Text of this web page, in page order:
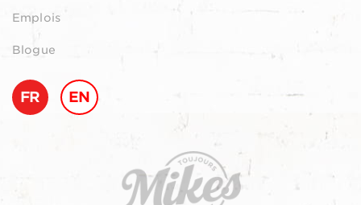
Emplois
Blogue
FR EN